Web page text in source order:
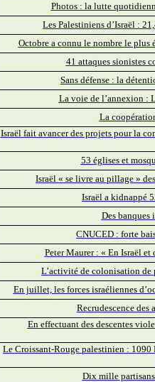
Photos : la lutte
Les Palestiniens d’Israël :
Octobre a connu le nombre le plus
41 attaques sionistes
Sans défense : la
La voie de l’annexion :
La
Israël fait avancer des projets pour la
53 églises et
Israël « se livre au pillage »
Israël a kidnappé
Des banques
CNUCED : forte
Peter Maurer : « En Israël et
L’activité de colonisation de
En juillet, les forces israéliennes
Recrudescence des
En effectuant des descentes
Le Croissant-Rouge palestinien : 1090
Dix mille